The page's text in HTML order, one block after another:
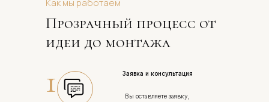
Как мы работаем
Прозрачный процесс от
идеи до монтажа
Заявка и консультация
Вы оставляете заявку,
1